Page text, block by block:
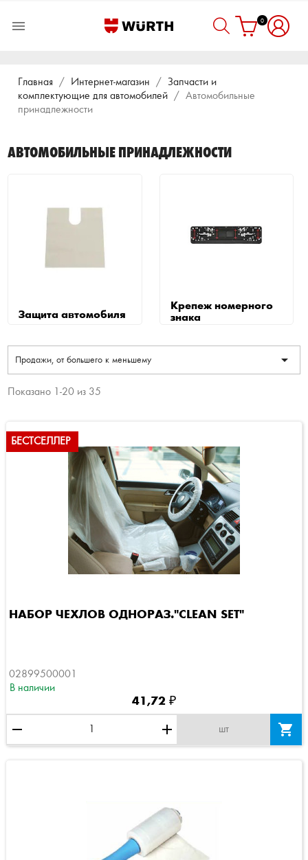
 0
Главная Интернет-магазин
Запчасти и
комплектующие для автомобилей
Автомобильные
принадлежности
АВТОМОБИЛЬНЫЕ ПРИНАДЛЕЖНОСТИ
Защита автомобиля
Крепеж номерного
знака
Продажи, от большего к меньшему 
Показано 1-20 из 35
НАБОР ЧЕХЛОВ ОДНОРАЗ."CLEAN SET"
02899500001
В наличии
41,72 ₽
remove add шт 
БЕСТСЕЛЛЕР